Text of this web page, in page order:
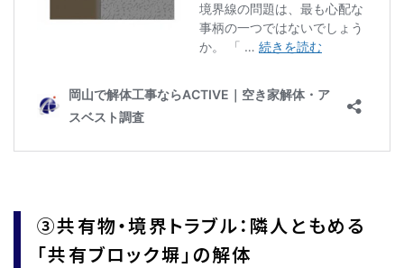
③共有物・境界トラブル：隣人ともめる
「共有ブロック塀」の解体